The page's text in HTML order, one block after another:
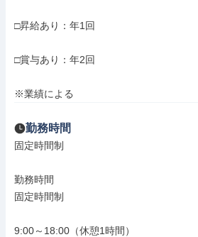
□昇給あり：年1回
□賞与あり：年2回
※業績による
勤務時間
固定時間制
勤務時間
固定時間制
9:00～18:00（休憩1時間）